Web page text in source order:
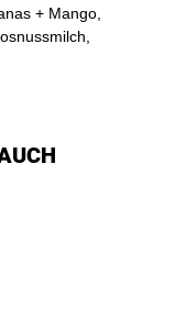
+ Mango,